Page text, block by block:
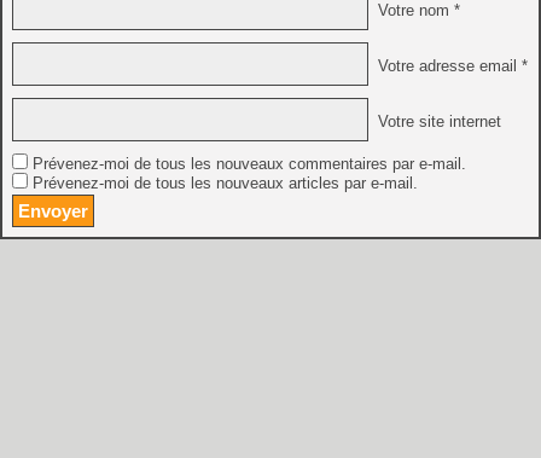
Votre nom *
Votre adresse email *
Votre site internet
Prévenez-moi de tous les nouveaux commentaires par e-mail.
Prévenez-moi de tous les nouveaux articles par e-mail.